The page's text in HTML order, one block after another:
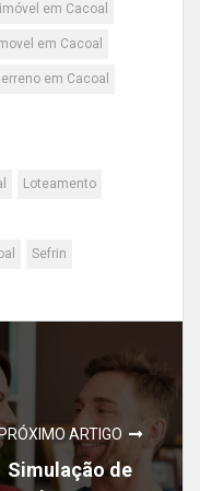
em Cacoal
em Cacoal
em Cacoal
Loteamento
Sefrin
ARTIGO
Simulação de